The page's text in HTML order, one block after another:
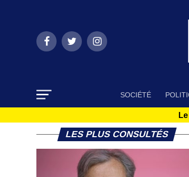
SOCIÉTÉ
LES PLUS CONSULTÉS